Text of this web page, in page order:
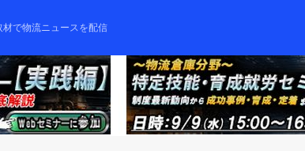
で物流ニュースを配信